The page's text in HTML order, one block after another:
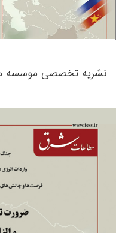
نشریه تخصصی موسسه